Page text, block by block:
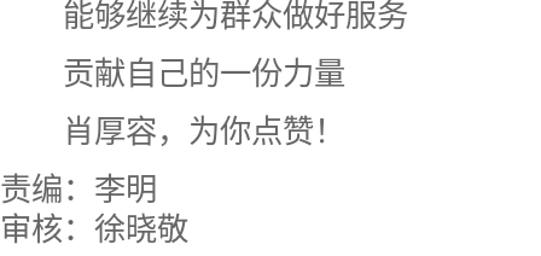
能够继续为群众做好服务
贡献自己的一份力量
肖厚容，为你点赞！
责编：李明
审核：徐晓敬